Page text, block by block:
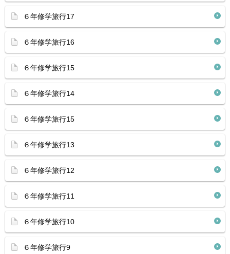
６年修学旅行17
６年修学旅行16
６年修学旅行15
６年修学旅行14
６年修学旅行15
６年修学旅行13
６年修学旅行12
６年修学旅行11
６年修学旅行10
６年修学旅行9